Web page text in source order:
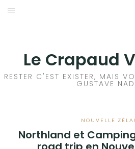
Aller
Le Crapaud
RESTER C'EST EXISTER, MAIS
GUSTAVE
NOUVELLE
Northland et
EUROPE